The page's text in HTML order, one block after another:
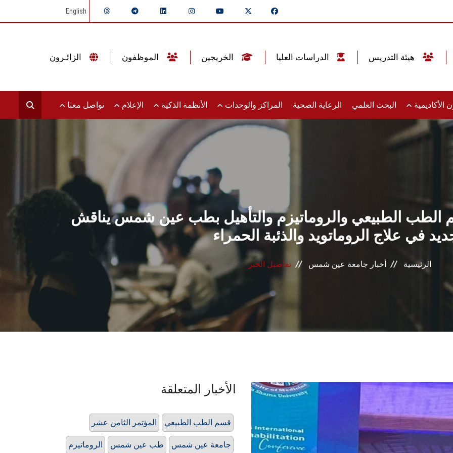
English
الأكاديمية البحث العلمي الرعاية الصحية المراكز والوحدات الأنظمة الذكية الإعلام تواصل معنا
الطب الطبيعي والروماتيزم والتأهيل بطب عين شمس يناقش
في علاج الروماتويد والذئبة الحمراء
الرئيسية أخبار جامعة عين شمس تفاصيل الخبر
الأخبار المتعلقة
المؤتمر الثامن عشر قسم الطب الطبيعي
الروماتيزم طب عين شمس جامعة عين شمس